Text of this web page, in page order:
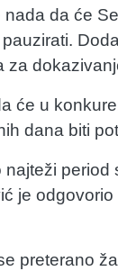
da će
za
će u
dana biti
najteži
je
preterano